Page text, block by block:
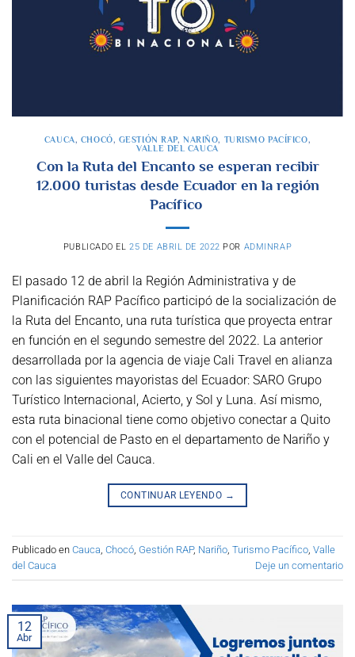
CAUCA, CHOCÓ, GESTIÓN RAP,NARIÑO, TURISMO PACÍFICO,
VALLE DEL CAUCA
Con la Ruta del Encanto se esperan recibir
12.000 turistas desde Ecuador en la región
Pacífico
PUBLICADO EL25 DE ABRIL DE 2022 POR ADMINRAP
El pasado 12 de abril la Región Administrativa y de
Planificación RAP Pacífico participó de la socialización de
la Ruta del Encanto, una ruta turística que proyecta entrar
en función en el segundo semestre del 2022. La anterior
desarrollada por la agencia de viaje Cali Travel en alianza
con las siguientes mayoristas del Ecuador: SARO Grupo
Turístico Internacional, Acierto, y Sol y Luna. Así mismo,
esta ruta binacional tiene como objetivo conectar a Quito
con el potencial de Pasto en el departamento de Nariño y
Cali en el Valle del Cauca.
CONTINUAR LEYENDO →
Publicado en Cauca Chocó Gestión RAP, Nariño Turismo Pacífico Valle
del Cauca
Deje un comentario
12
Abr